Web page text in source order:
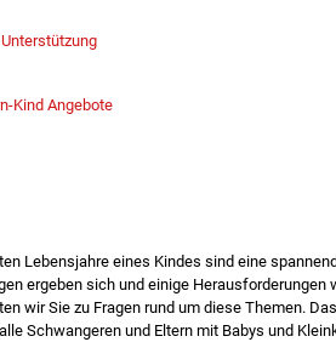
Kind Angebote
Lebensjahre eines Kindes sind eine
ergeben sich und einige
wir Sie zu Fragen rund um diese Themen.
Schwangeren und Eltern mit Babys und